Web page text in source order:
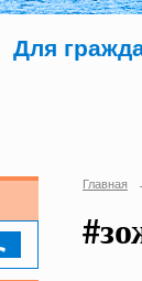
Для
Главная